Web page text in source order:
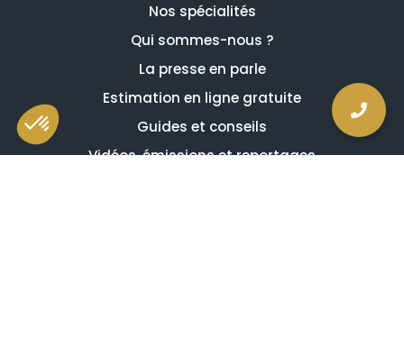
Nos spécialités
Qui sommes-nous ?
La presse en parle
Estimation en ligne gratuite
Guides et conseils
Vidéos, émissions et reportages